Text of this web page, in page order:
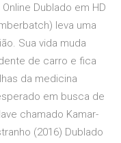
Dublado em HD
leva uma
Sua vida muda
de carro e fica
da medicina
em busca de
chamado Kamar-
(2016) Dublado